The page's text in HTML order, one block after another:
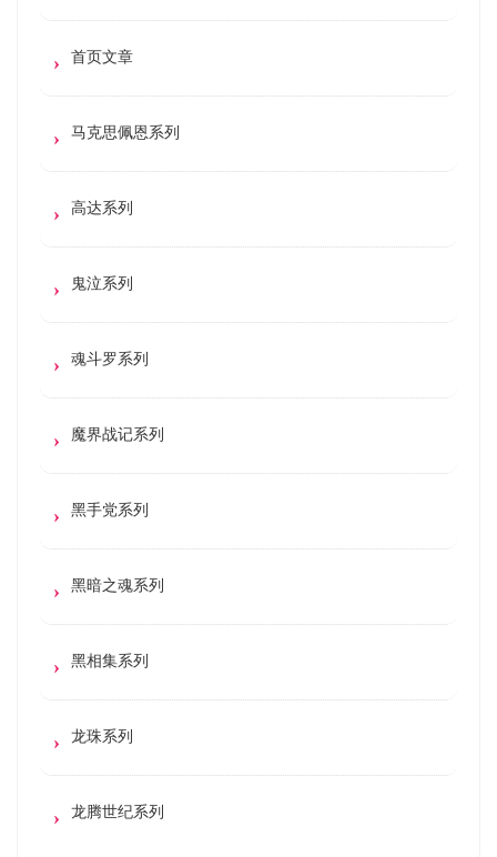
首页文章
马克思佩恩系列
高达系列
鬼泣系列
魂斗罗系列
魔界战记系列
黑手党系列
黑暗之魂系列
黑相集系列
龙珠系列
龙腾世纪系列